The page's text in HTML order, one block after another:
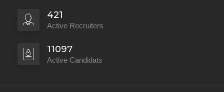
421
Active Recruiters
11097
Active Candidats